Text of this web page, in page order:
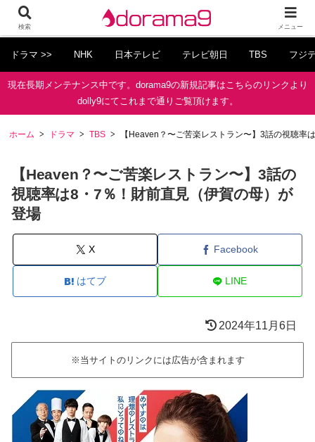
ドラマ >> NHK 日本テレビ テレビ朝日 TBS フジ
現在長期メンテナンス中です。dorama9の新規記事はこちらのリンクより
dolly9にてこれまで通りご覧頂けます。
ホーム ドラマ TBS 【Heaven？〜ご苦楽レストラン〜】3話の視聴率
【Heaven？〜ご苦楽レストラン〜】3話の
視聴率は8・7％！財前直見（伊賀の母）が
登場
X Facebook
はてブ LINE
2024年11月6日
※当サイトのリンクには広告が含まれます
検索 メニュー